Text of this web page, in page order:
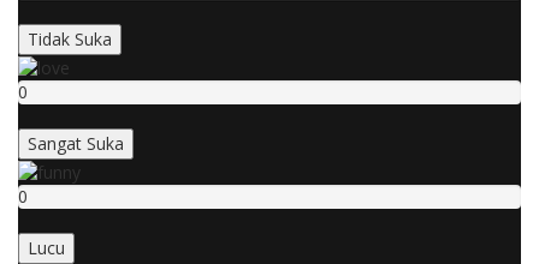
Tidak Suka
0
Sangat Suka
0
Lucu